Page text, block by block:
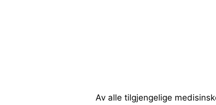
Av alle tilgjengelige